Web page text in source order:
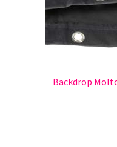
Backdrop